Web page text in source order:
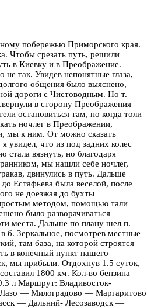
побережью Приморского края.
Чтобы срезать путь, решили
в Киевку и в Преображение.
не так. Увидев непонятные глаза,
общения было выяснено,
дороги с Чистоводным. Но т.
в сторону Преображения
остановиться там, но когда толи
ночлег в Преображении,
мы к ним. От можно сказать
увидел, что из под задних колес
стала вязнуть, но благодаря
мы нашли себе ночлег,
двинулись в путь. Дальше
Естафьева была веселой, после
не доезжая до бухты
методом, помощью тали
было разворачиваться
места. Дальше по плану шел п.
б. Зеркальное, посмотрев местные
там база, на которой строятся
в конечный пункт нашего
мы прибыли. Отдохнув 1.5 суток,
1800 км. Кол-во бензина
л Маршрут: Владивосток-
— Милоградово — Маргаритово
— Дальний- Лесозаводск —